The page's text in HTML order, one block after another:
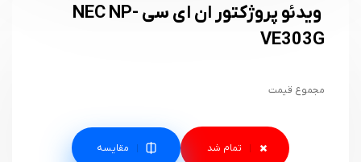
ویدئو پروژکتور ان ای سی NEC NP-
VE303G
مجموع قیمت
مقایسه